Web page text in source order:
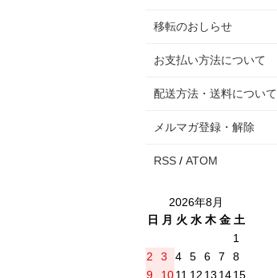
移転のおしらせ
お支払い方法について
配送方法・送料について
メルマガ登録・解除
RSS / ATOM
2026年8月
日
月 火 水 木 金 土
1
2
3 4 5 6 7
8
9
1011 12 13 1415